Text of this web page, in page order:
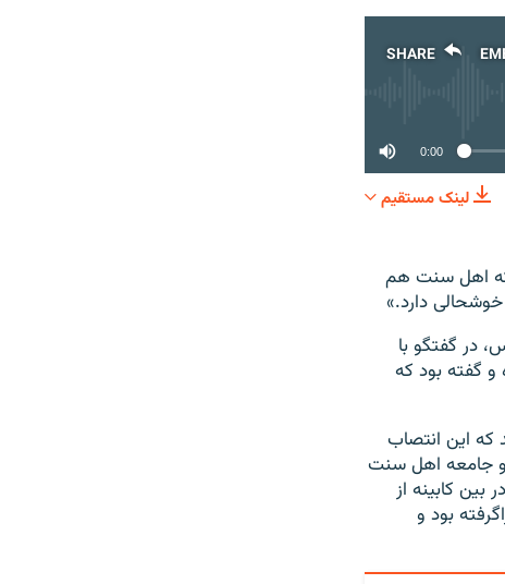
SHARE
SHARE
0:00
لینک مستقیم
که اهل سنت هم
دارد.»
در گفتگو با
و گفته بود که
که این انتصاب
و جامعه اهل سنت
کابینه از
بود و